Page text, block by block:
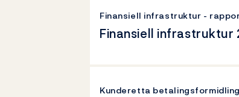
Finansiell infrastruktur
Finansiell infrastruktur -
Kunderetta betalingsformidling